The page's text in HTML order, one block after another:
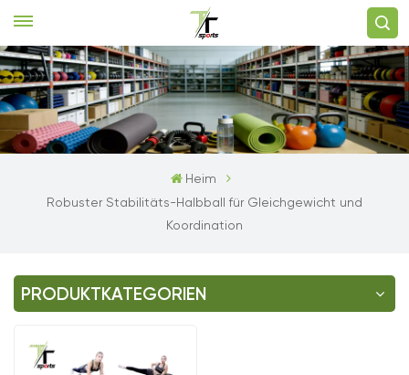
Heim
Robuster Stabilitäts-Halbball für Gleichgewicht und
Koordination
PRODUKTKATEGORIEN